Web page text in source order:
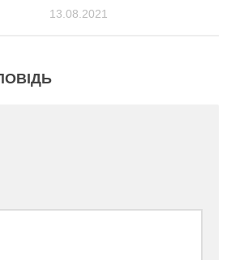
13.08.2021